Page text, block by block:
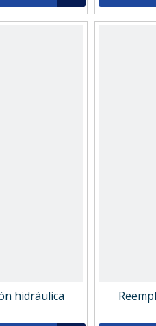
hidráulica